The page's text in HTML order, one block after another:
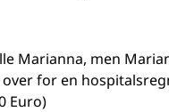
Marianna, men
for en
Euro)